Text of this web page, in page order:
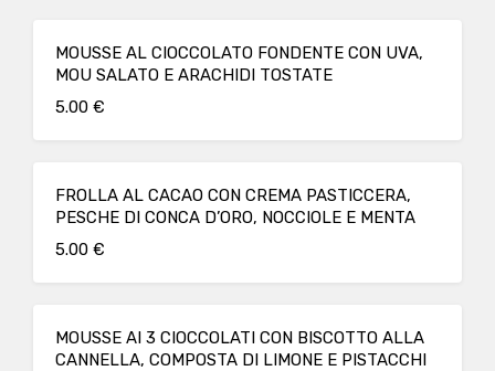
MOUSSE AL CIOCCOLATO FONDENTE CON UVA,
MOU SALATO E ARACHIDI TOSTATE
5.00 €
FROLLA AL CACAO CON CREMA PASTICCERA,
PESCHE DI CONCA D’ORO, NOCCIOLE E MENTA
5.00 €
MOUSSE AI 3 CIOCCOLATI CON BISCOTTO ALLA
CANNELLA, COMPOSTA DI LIMONE E PISTACCHI